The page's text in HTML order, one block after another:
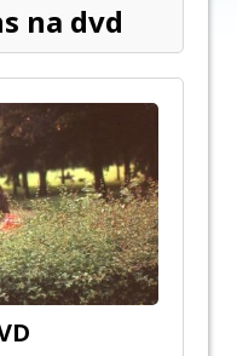
na dvd